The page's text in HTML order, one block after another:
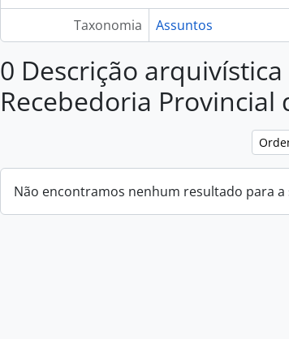
Taxonomia Assuntos
0 Descrição
Recebedoria Provincial
Não encontramos nenhum resultado para a